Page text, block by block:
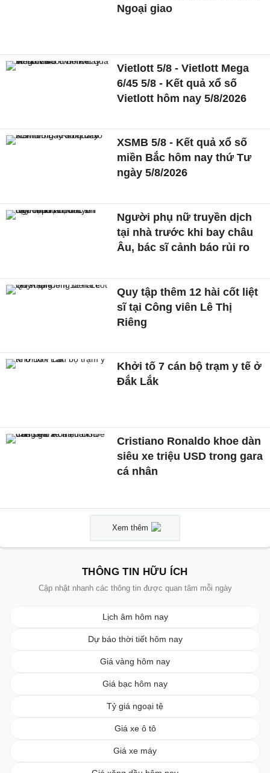
Ngoại giao
Vietlott 5/8 - Vietlott Mega
6/45 5/8 - Kết quả xổ số
Vietlott hôm nay 5/8/2026
XSMB 5/8 - Kết quả xổ số
miền Bắc hôm nay thứ Tư
ngày 5/8/2026
Người phụ nữ truyền dịch
tại nhà trước khi bay châu
Âu, bác sĩ cảnh báo rủi ro
Quy tập thêm 12 hài cốt liệt
sĩ tại Công viên Lê Thị
Riêng
Khởi tố 7 cán bộ trạm y tế ở
Đắk Lắk
Cristiano Ronaldo khoe dàn
siêu xe triệu USD trong gara
cá nhân
Xem thêm
THÔNG TIN HỮU ÍCH
Cập nhật nhanh các thông tin được quan tâm mỗi ngày
Lịch âm hôm nay
Dự báo thời tiết hôm nay
Giá vàng hôm nay
Giá bạc hôm nay
Tỷ giá ngoại tệ
Giá xe ô tô
Giá xe máy